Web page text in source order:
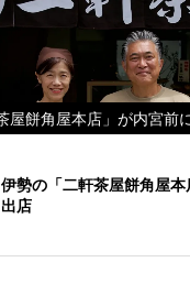
屋餅角屋本店」が内宮前
伊勢の「二軒茶屋餅角屋
出店